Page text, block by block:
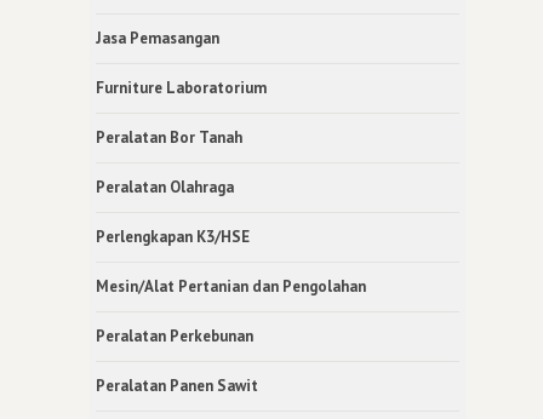
Jasa Pemasangan
Furniture Laboratorium
Peralatan Bor Tanah
Peralatan Olahraga
Perlengkapan K3/HSE
Mesin/Alat Pertanian dan Pengolahan
Peralatan Perkebunan
Peralatan Panen Sawit